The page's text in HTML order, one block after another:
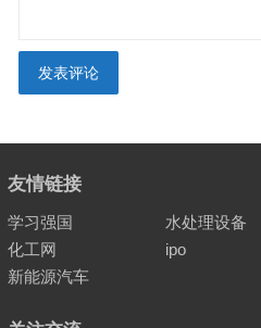
友情链接
学习强国 水处理设备
化工网
ipo
新能源汽车